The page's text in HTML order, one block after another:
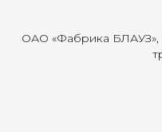
ОАО «Фабрика БЛАУЗ»,